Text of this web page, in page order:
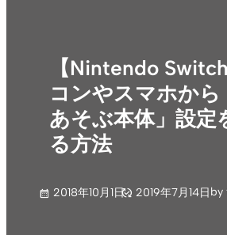
【Nintendo
コンやスマホから
あそぶ本体」設定
る方法
2018年10月1日 2019年7月14日by